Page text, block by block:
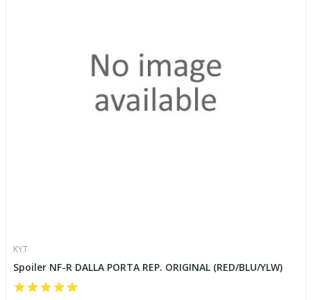
KYT
Spoiler NF-R DALLA PORTA REP. ORIGINAL (RED/BLU/YLW)